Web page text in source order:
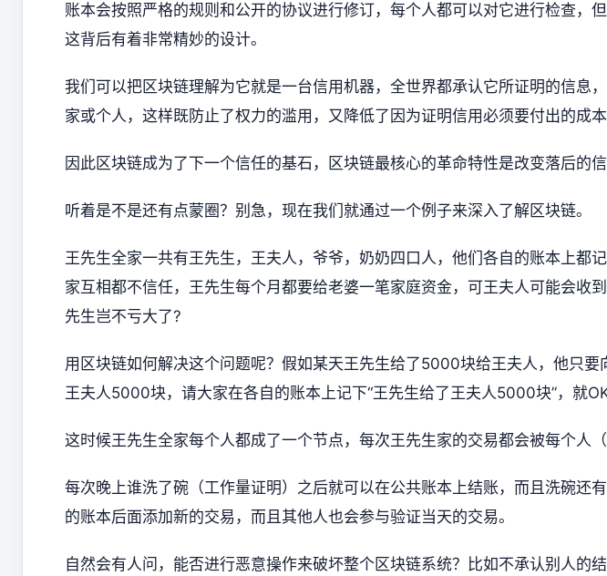
账本会按照严格的规则和公开的协议进行修订，每个人都可以对它进行检查，
这背后有着非常精妙的设计。
我们可以把区块链理解为它就是一台信用机器，全世界都承认它所证明的信息
家或个人，这样既防止了权力的滥用，又降低了因为证明信用必须要付出的成本
因此区块链成为了下一个信任的基石，区块链最核心的革命特性是改变落后的信
听着是不是还有点蒙圈？别急，现在我们就通过一个例子来深入了解区块链。
王先生全家一共有王先生，王夫人，爷爷，奶奶四口人，他们各自的账本上都
家互相都不信任，王先生每个月都要给老婆一笔家庭资金，可王夫人可能会收
先生岂不亏大了?
用区块链如何解决这个问题呢？假如某天王先生给了5000块给王夫人，他只要
王夫人5000块，请大家在各自的账本上记下“王先生给了王夫人5000块”，就OK
这时候王先生全家每个人都成了一个节点，每次王先生家的交易都会被每个人（
每次晚上谁洗了碗（工作量证明）之后就可以在公共账本上结账，而且洗碗还
的账本后面添加新的交易，而且其他人也会参与验证当天的交易。
自然会有人问，能否进行恶意操作来破坏整个区块链系统？比如不承认别人的